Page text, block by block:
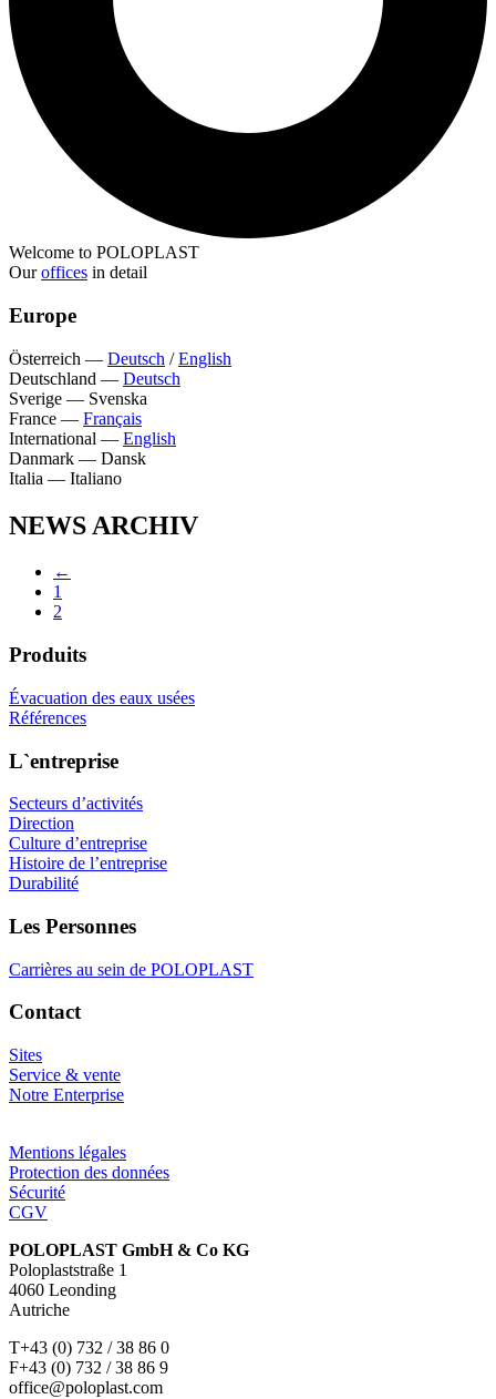
Welcome to POLOPLAST
Ouroffices in detail
Europe
Österreich — Deutsch /English
Deutschland — Deutsch
Sverige — Svenska
France — Français
International — English
Danmark — Dansk
Italia — Italiano
NEWS ARCHIV
←
1
2
Produits
Évacuation des eaux usées
Références
L`entreprise
Secteurs d’activités
Direction
Culture d’entreprise
Histoire de l’entreprise
Durabilité
Les Personnes
Carrières au sein de POLOPLAST
Contact
Sites
Service & vente
Notre Enterprise
Mentions légales
Protection des données
Sécurité
CGV
POLOPLAST GmbH & Co KG
Poloplaststraße 1
4060 Leonding
Autriche
T+43 (0) 732 / 38 86 0
F+43 (0) 732 / 38 86 9
office@poloplast.com